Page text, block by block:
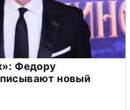
Федору
новый